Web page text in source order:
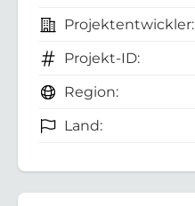
Projektentwickler:
Projekt-ID:
Region:
Land: